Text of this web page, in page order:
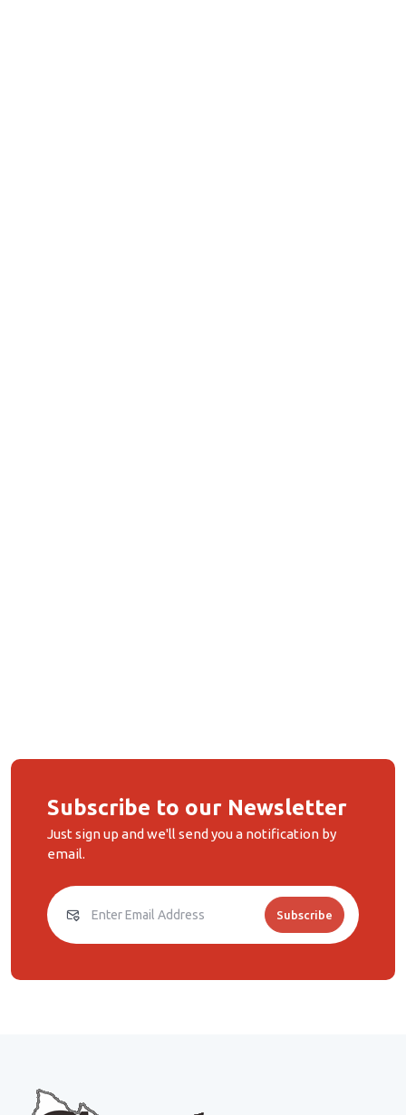
Subscribe to our Newsletter
Just sign up and we'll send you a notification by
email.
Subscribe